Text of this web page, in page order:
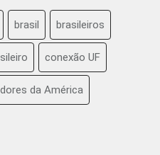
brasil brasileiros
conexão UF
da América